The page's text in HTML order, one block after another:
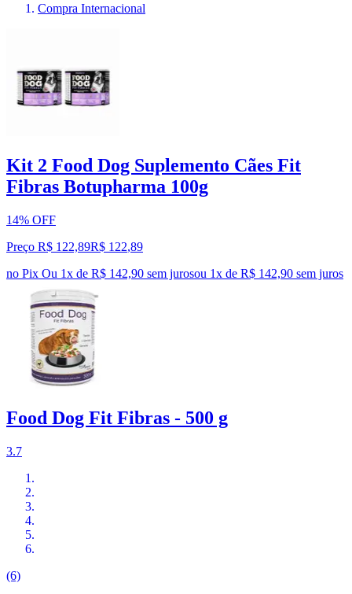
Compra Internacional
Kit 2 Food Dog Suplemento Cães Fit
Fibras Botupharma 100g
14% OFF
Preço R$ 122,89R$ 122,89
no Pix Ou 1x de R$ 142,90 sem jurosou 1x de R$ 142,90 sem juros
Food Dog Fit Fibras - 500 g
3.7
(6)